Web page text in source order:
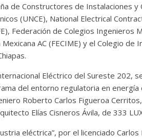
de Constructores de Instalaciones y
(UNCE), National Electrical
Federación de Colegios Ingenieros
AC (FECIME) y el Colegio de
Eléctrico del Sureste 202,
del entorno regulatoria en energía
Roberto Carlos Figueroa Cerritos,
Elías Cisneros Ávila, de 333
eléctrica”, por el licenciado